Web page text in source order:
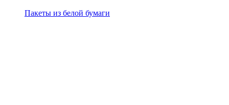
Пакеты из белой бумаги